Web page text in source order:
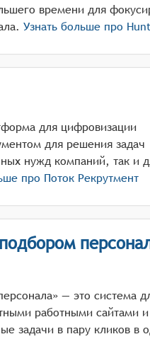
времени для
Узнать больше про
для цифровизации
для решения задач
нужд компаний, так и
про Поток Рекрутмент
— это система
работными сайтами и
задачи в пару кликов в